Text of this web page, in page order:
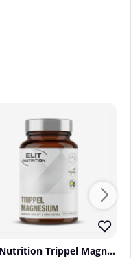
Elit Nutrition Trippel Magnesium, 60 caps